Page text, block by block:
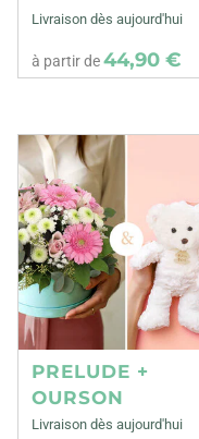
Livraison dès aujourd'hui
à partir de44,90 €
PRELUDE +
OURSON
Livraison dès aujourd'hui